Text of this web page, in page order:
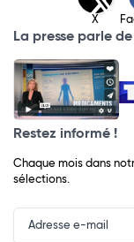
X
La presse parle
Restez informé !
Chaque mois dans
sélections.
Input
Newsletter